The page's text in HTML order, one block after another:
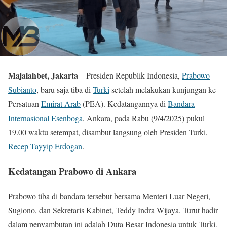
Majalahbet, Jakarta– Presiden Republik Indonesia, Prabowo
Subianto, baru saja tiba diTurkisetelah melakukan kunjungan ke
PersatuanEmirat Arab(PEA). Kedatangannya diBandara
Internasional Esenboga, Ankara, pada Rabu (9/4/2025) pukul
19.00 waktu setempat, disambut langsung oleh Presiden Turki,
Recep Tayyip Erdogan.
Kedatangan Prabowo di Ankara
Prabowo tiba di bandara tersebut bersama Menteri Luar Negeri,
Sugiono, dan Sekretaris Kabinet, Teddy Indra Wijaya. Turut hadir
dalam penyambutan ini adalah Duta Besar Indonesia untuk Turki,